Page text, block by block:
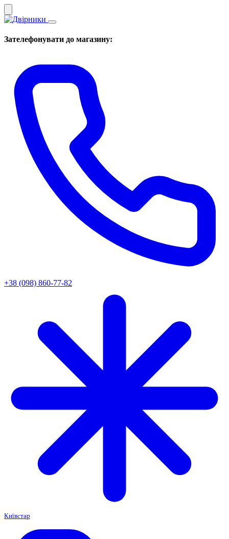
Зателефонувати до магазину:
+38 (098) 860-77-82
Київстар